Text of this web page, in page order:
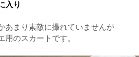
入り
あまり素敵に撮れていませんが
用のスカートです。